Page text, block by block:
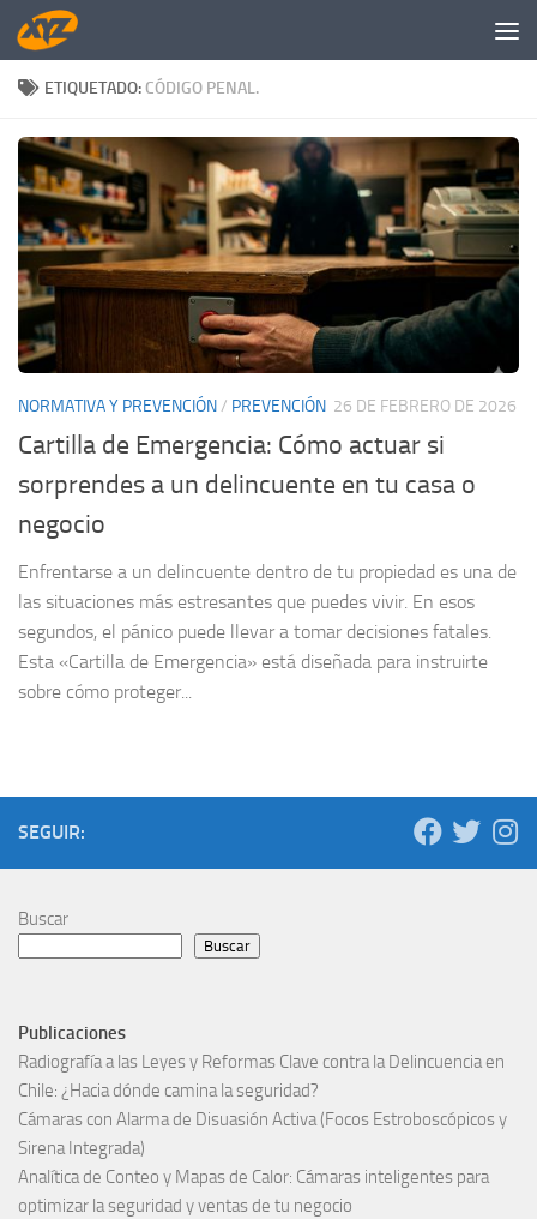
Saltar al contenido
ETIQUETADO: CÓDIGO PENAL.
NORMATIVA Y PREVENCIÓN/ PREVENCIÓN 26 DE FEBRERO DE 2026
Cartilla de Emergencia: Cómo actuar si
sorprendes a un delincuente en tu casa o
negocio
Enfrentarse a un delincuente dentro de tu propiedad es una de
las situaciones más estresantes que puedes vivir. En esos
segundos, el pánico puede llevar a tomar decisiones fatales.
Esta «Cartilla de Emergencia» está diseñada para instruirte
sobre cómo proteger...
SEGUIR:
Buscar
Buscar
Publicaciones
Radiografía a las Leyes y Reformas Clave contra la Delincuencia en
Chile: ¿Hacia dónde camina la seguridad?
Cámaras con Alarma de Disuasión Activa (Focos Estroboscópicos y
Sirena Integrada)
Analítica de Conteo y Mapas de Calor: Cámaras inteligentes para
optimizar la seguridad y ventas de tu negocio